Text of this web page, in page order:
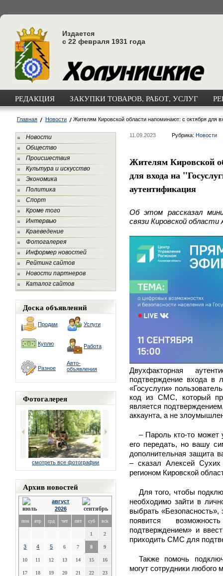
Издается
с 22 февраля 1931 года
РЕДАКЦИЯ ЗАКУПКИ ТОВАРОВ, РАБОТ, УСЛУГ
Главная Новости Жителям Кировской области напоминают: с октября для
Новости
Общество
Происшествия
Культура и искусство
Экономика
Политика
Спорт
Кроме того
Интервью
Краеведение
Фотогалерея
Информер новостей
Рейтинг сайтов
Новости партнеров
Каталог сайтов
Доска объявлений
Продам Услуги
Куплю Работа
Разное
Авто-
объявления
Фотогалерея
смотреть все фотографии
Архив новостей
август
2026
пон втр срд чет пят суб вск
1 2
3 4 5 6 7 8 9
10 11 12 13 14 15 16
17 18 19 20 21 22 23
11.09.2023 Рубрика: Новости
Жителям Кировской
для входа на
аутентификация
Об этом рассказал
связи Кировской области
Двухфакторная
подтверждение входа в
«Госуслуги»
код из СМС, который
является
аккаунта, а не
– Пароль кто-то может
его передать, но вашу
дополнительная защита
– сказал Алексей
регионом Кировской
Для того, чтобы
необходимо зайти в
выбрать
появится
подтверждением» и
приходить СМС для
Также помочь
могут сотрудники любого